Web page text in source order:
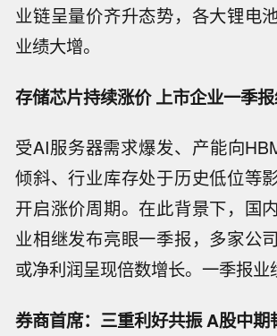
业链呈量价齐升态势，各大锂电
业绩大增。
存储芯片持续涨价 上市企业一季
受AI服务器需求爆发、产能向
倾斜、行业库存处于历史低位等
开启涨价周期。在此背景下，国
业相继发布亮眼一季报，多家公
或净利润呈现倍数增长。一季报业
券商首席：三重利好共振 A股中期